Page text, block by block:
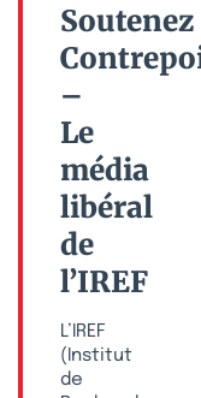
Soutenez
–
Le
média
libéral
de
l’IREF
L’IREF
(Institut
de